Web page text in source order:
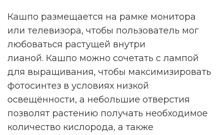
Кашпо размещается на рамке монитора
или телевизора, чтобы пользователь мог
любоваться растущей внутри
лианой. Кашпо можно сочетать с лампой
для выращивания, чтобы максимизировать
фотосинтез в условиях низкой
освещённости, а небольшие отверстия
позволят растению получать необходимое
количество кислорода, а также